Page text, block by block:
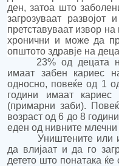
ден, затоа што з
загрозуваaт развојот
претставуваат извор на
хронични и може да
општото здравје на де
23% од децата
имаат забен кариес
односно, повеќе од 1
години имаат кариес
(примарни заби).
возраст од 6 до 8
еден од нивните
Уништените или
да влијаат и да го
детето што понатака ќе